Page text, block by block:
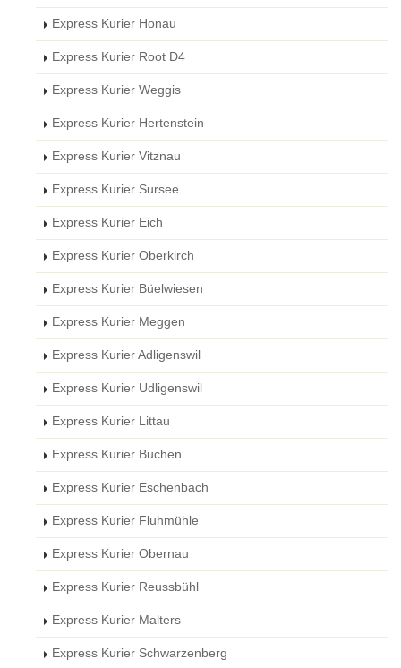
Express Kurier Honau
Express Kurier Root D4
Express Kurier Weggis
Express Kurier Hertenstein
Express Kurier Vitznau
Express Kurier Sursee
Express Kurier Eich
Express Kurier Oberkirch
Express Kurier Büelwiesen
Express Kurier Meggen
Express Kurier Adligenswil
Express Kurier Udligenswil
Express Kurier Littau
Express Kurier Buchen
Express Kurier Eschenbach
Express Kurier Fluhmühle
Express Kurier Obernau
Express Kurier Reussbühl
Express Kurier Malters
Express Kurier Schwarzenberg